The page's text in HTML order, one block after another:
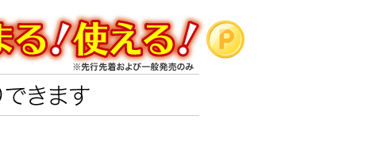
Rakuten PLAY
無料テレビ